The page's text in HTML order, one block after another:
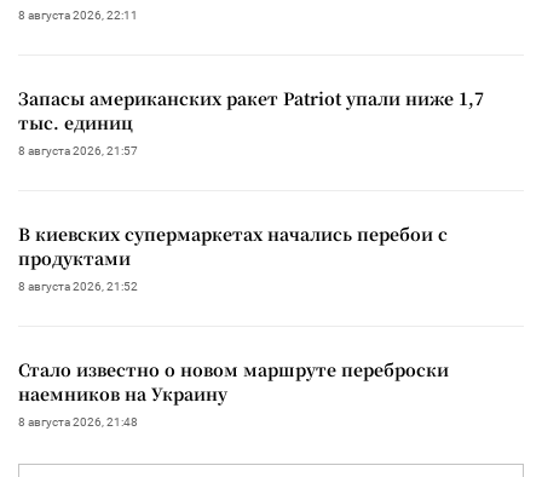
8 августа 2026, 22:11
Запасы американских ракет Patriot упали ниже 1,7
тыс. единиц
8 августа 2026, 21:57
В киевских супермаркетах начались перебои с
продуктами
8 августа 2026, 21:52
Стало известно о новом маршруте переброски
наемников на Украину
8 августа 2026, 21:48